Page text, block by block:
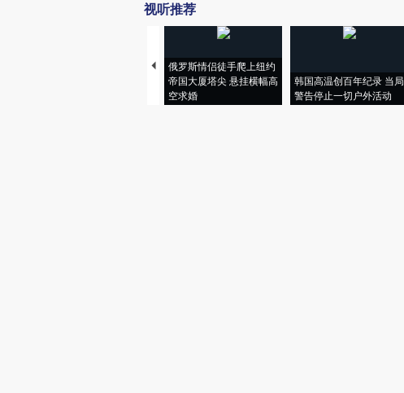
视听推荐
俄罗斯情侣徒手爬上纽约
帝国大厦塔尖 悬挂横幅高
空求婚
韩国高温创百年纪录 当局
警告停止一切户外活动